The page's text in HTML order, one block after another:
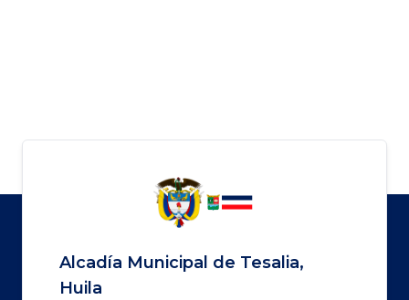
Alcadía Municipal de Tesalia,
Huila